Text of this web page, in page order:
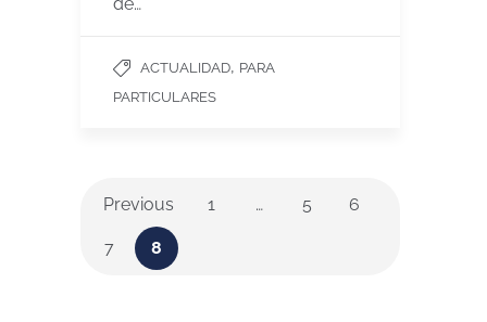
ACTUALIDAD, PARA
PARTICULARES
Previous 1 … 5 6
7 8